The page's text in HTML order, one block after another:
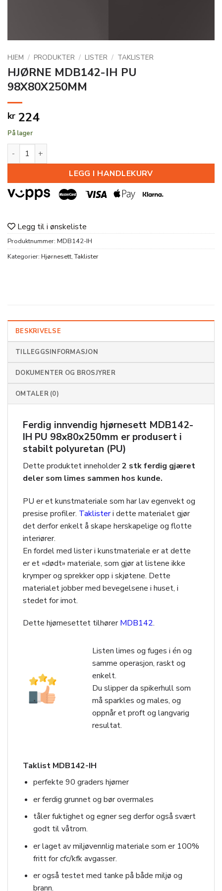
HJEM / PRODUKTER / LISTER / TAKLISTER
HJØRNE MDB142-IH PU
98X80X250MM
kr 224
På lager
HJØRNE MDB142-IH PU 98X80X250MM antall
LEGG I HANDLEKURV
Legg til i ønskeliste
Produktnummer: MDB142-IH
Kategorier: Hjørnesett,Taklister
BESKRIVELSE
TILLEGGSINFORMASJON
DOKUMENTER OG BROSJYRER
OMTALER (0)
Ferdig innvendig hjørnesett MDB142-
IH PU 98x80x250mm er produsert i
stabilt polyuretan (PU)
Dette produktet inneholder2 stk ferdig gjæret
deler som limes sammen hos kunde.
PU er et kunstmateriale som har lav egenvekt og
presise profiler. Taklisteri dette materialet gjør
det derfor enkelt å skape herskapelige og flotte
interiører.
En fordel med lister i kunstmateriale er at dette
er et «dødt» materiale, som gjør at listene ikke
krymper og sprekker opp i skjøtene. Dette
materialet jobber med bevegelsene i huset, i
stedet for imot.
Dette hjørnesettet tilhørerMDB142.
Listen limes og fuges i én og
samme operasjon, raskt og
enkelt.
Du slipper da spikerhull som
må sparkles og males, og
oppnår et proft og langvarig
resultat.
Taklist MDB142-IH
perfekte 90 graders hjørner
er ferdig grunnet og bør overmales
tåler fuktighet og egner seg derfor også svært
godt til våtrom.
er laget av miljøvennlig materiale som er 100%
fritt for cfc/kfk avgasser.
er også testet med tanke på både miljø og
brann.